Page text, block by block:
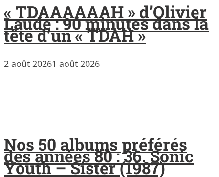
« TDAAAAAAH » d’Olivier
Laude : 90 minutes dans la
tête d’un « TDAH »
2 août 20261 août 2026
Nos 50 albums préférés
des années 80 : 36. Sonic
Youth – Sister (1987)